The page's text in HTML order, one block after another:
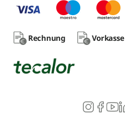
Rechnung Vorkasse